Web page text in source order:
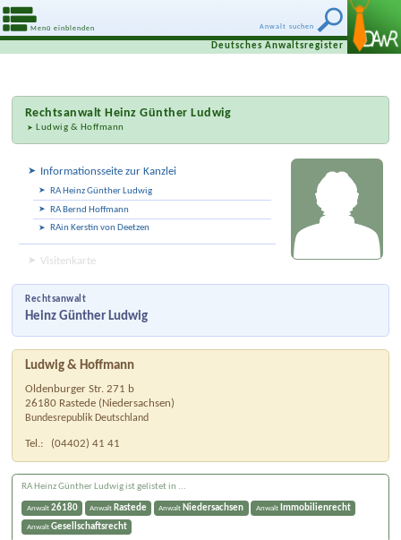
Anwalt suchen
Menü einblenden
Deutsches Anwaltsregister
RechtsanwaltHeinz Günther Ludwig
Ludwig & Hoffmann
Informationsseite zur Kanzlei
RA Heinz Günther Ludwig
RA Bernd Hoffmann
RAin Kerstin von Deetzen
Visitenkarte
Rechtsanwalt
Heinz Günther Ludwig
Ludwig & Hoffmann
Oldenburger Str. 271 b
26180 Rastede (Niedersachsen)
Bundesrepublik Deutschland
Tel.: (04402) 41 41
RA Heinz Günther Ludwig ist gelistet in ...
Anwalt 26180 Anwalt Rastede Anwalt Niedersachsen Anwalt Immobilienrecht
Anwalt Gesellschaftsrecht